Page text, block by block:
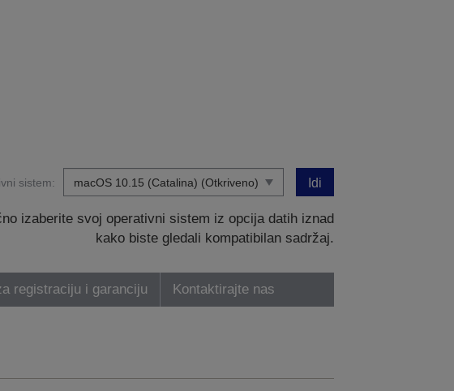
sistem: Idi
izaberite svoj operativni sistem iz opcija datih iznad
kako biste gledali kompatibilan sadržaj.
registraciju i garanciju Kontaktirajte nas